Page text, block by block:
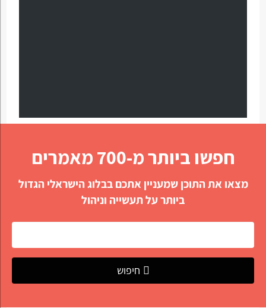
חפשו ביותר מ-700 מאמרים
מצאו את התוכן שמעניין אתכם בבלוג הישראלי הגדול
ביותר על תעשייה וניהול
חיפוש